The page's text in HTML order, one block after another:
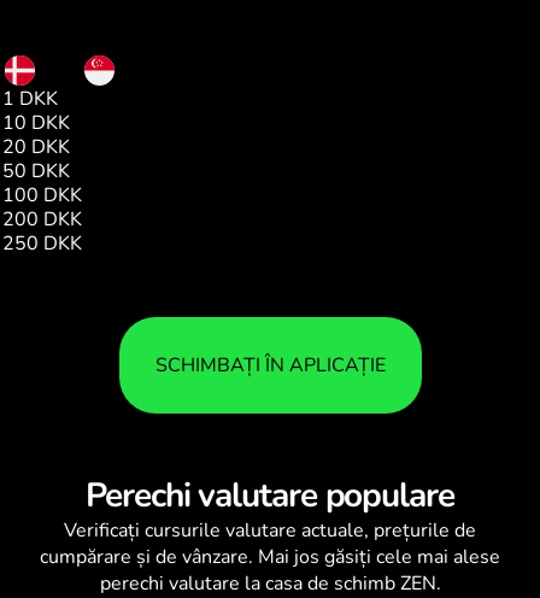
DKK
1 DKK
10 DKK
20 DKK
50 DKK
100 DKK
200 DKK
250 DKK
SCHIMBAȚI ÎN APLICAȚIE
Perechi valutare populare
Verificați cursurile valutare actuale, prețurile de
cumpărare și de vânzare. Mai jos găsiți cele mai alese
perechi valutare la casa de schimb ZEN.